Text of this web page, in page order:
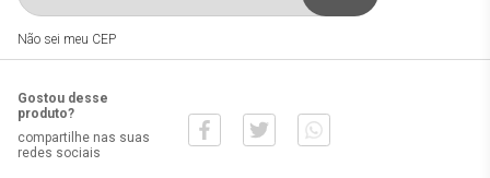
Não sei meu CEP
Gostou desse
produto?
compartilhe nas suas
redes sociais